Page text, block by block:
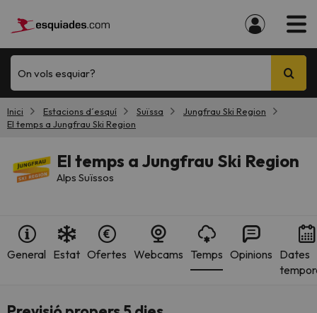
On vols esquiar?
Inici Estacions d´esquí Suïssa
Jungfrau Ski Region
El temps a Jungfrau Ski Region
El temps a Jungfrau Ski Region
Alps Suïssos
General Estat Ofertes Webcams Temps Opinions Dates